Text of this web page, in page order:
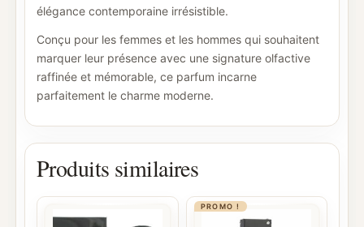
élégance contemporaine irrésistible.
Conçu pour les femmes et les hommes qui souhaitent
marquer leur présence avec une signature olfactive
raffinée et mémorable, ce parfum incarne
parfaitement le charme moderne.
Produits similaires
PROMO !